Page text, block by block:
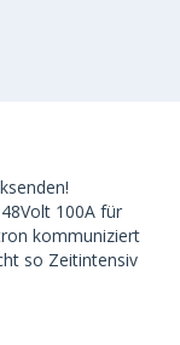
100A für
kommuniziert
so Zeitintensiv